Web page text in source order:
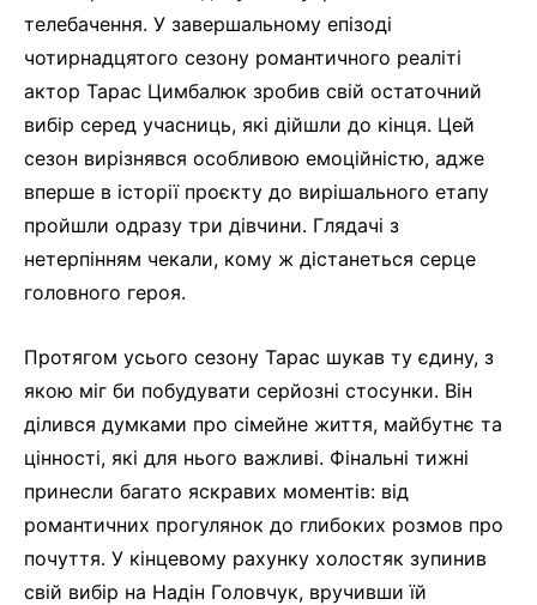
телебачення. У завершальному епізоді
чотирнадцятого сезону романтичного реаліті
актор Тарас Цимбалюк зробив свій остаточний
вибір серед учасниць, які дійшли до кінця. Цей
сезон вирізнявся особливою емоційністю, адже
вперше в історії проєкту до вирішального етапу
пройшли одразу три дівчини. Глядачі з
нетерпінням чекали, кому ж дістанеться серце
головного героя.
Протягом усього сезону Тарас шукав ту єдину, з
якою міг би побудувати серйозні стосунки. Він
ділився думками про сімейне життя, майбутнє та
цінності, які для нього важливі. Фінальні тижні
принесли багато яскравих моментів: від
романтичних прогулянок до глибоких розмов про
почуття. У кінцевому рахунку холостяк зупинив
свій вибір на Надін Головчук, вручивши їй